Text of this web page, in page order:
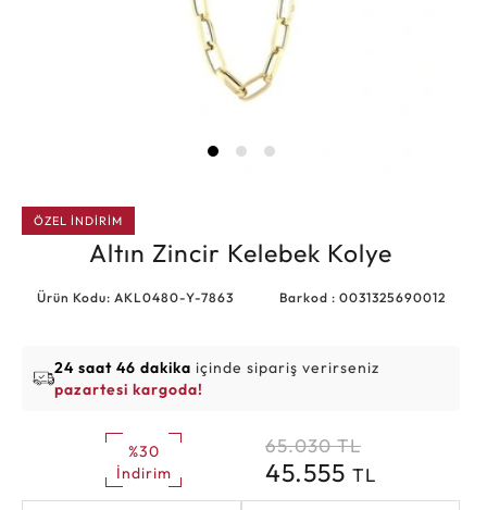
ÖZEL İNDİRİM
Altın Zincir Kelebek Kolye
Ürün Kodu: AKL0480-Y-7863 Barkod : 0031325690012
24 saat 46 dakika içinde sipariş verirseniz
pazartesi kargoda!
%30
İndirim
65.030 TL
45.555 TL